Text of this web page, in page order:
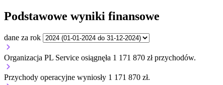
Podstawowe wyniki finansowe
dane za rok
Organizacja PL Service osiągnęła 1 171 870 zł przychodów.
Przychody operacyjne wyniosły 1 171 870 zł.